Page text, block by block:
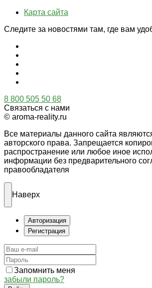
Карта сайта
Следите за новостями там, где вам
8 800 505 50 68
Связаться с нами
© aroma-reality.ru
Все материалы данного сайта
авторского права. Запрещается
распространение или любое иное
информации без предварительного
правообладателя
Наверх
Авторизация
Регистрация
Запомнить меня
забыли пароль?